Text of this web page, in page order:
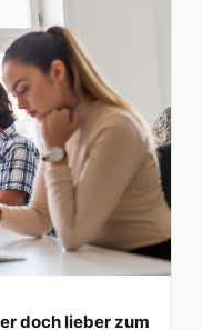
doch lieber zum